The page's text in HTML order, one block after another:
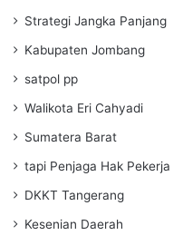
Strategi Jangka Panjang
Kabupaten Jombang
satpol pp
Walikota Eri Cahyadi
Sumatera Barat
tapi Penjaga Hak Pekerja
DKKT Tangerang
Kesenian Daerah